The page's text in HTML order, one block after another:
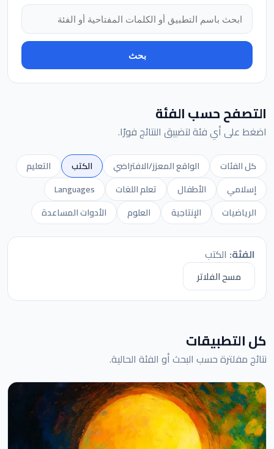
البحث في التطبيقات
بحث
التصفح حسب الفئة
اضغط على أي فئة لتضييق النتائج فورًا.
كل الفئات الواقع المعزز/الافتراضي الكتب
التعليم
إسلامي
الأطفال تعلم اللغات
Languages
الرياضيات
الإنتاجية العلوم الأدوات المساعدة
الفئة: الكتب
مسح الفلاتر
كل التطبيقات
نتائج مفلترة حسب البحث أو الفئة الحالية.